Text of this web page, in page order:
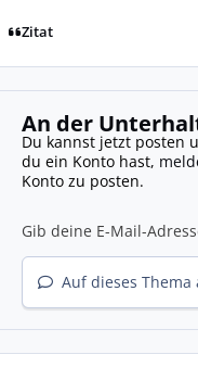
Zitat
An der
Du kannst jetzt posten
du ein Konto hast,
Konto zu posten.
Auf dieses